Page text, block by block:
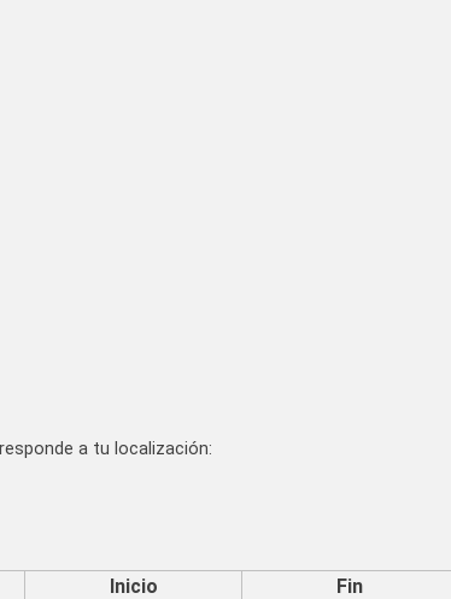
a tu localización:
Inicio
Fin